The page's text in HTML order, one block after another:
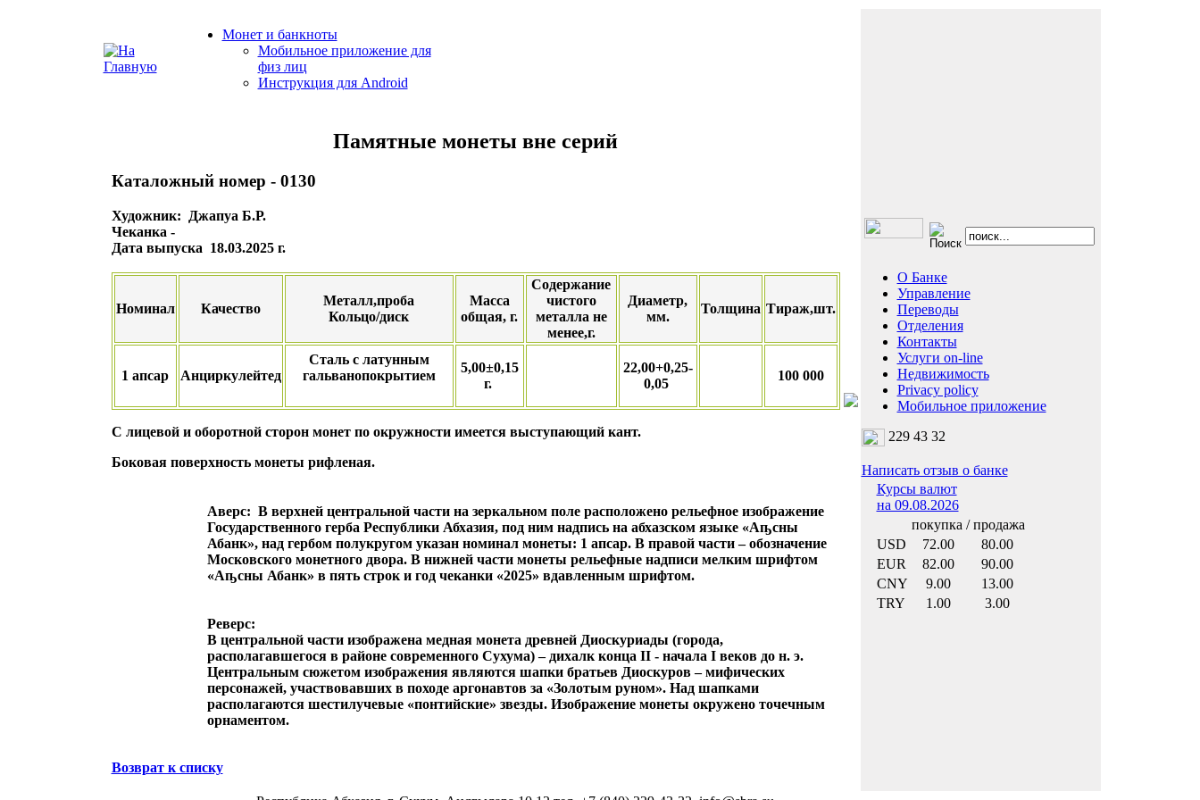
Монет и банкноты
Мобильное приложение для
физ лиц
Инструкция для Android
О Банке
Управление
Переводы
Отделения
Контакты
Услуги on-line
Недвижимость
Privacy policy
Мобильное приложение
229 43 32
Написать отзыв о банке
Курсы валют
на 09.08.2026
покупка / продажа
USD
72.00
80.00
EUR
82.00
90.00
CNY
9.00
13.00
TRY
1.00 3.00
Памятные монеты вне серий
Каталожный номер - 0130
Художник: Джапуа Б.Р.
Чеканка -
Дата выпуска 18.03.2025 г.
Номинал Качество
Металл,проба
Кольцо/диск
Масса
общая, г.
Содержание
чистого
металла не
менее,г.
Диаметр,
мм.
Толщина Тираж,шт.
1 апсар Анциркулейтед
Сталь с латунным
гальванопокрытием
5,00±0,15
г.
22,00+0,25-
0,05
100 000
С лицевой и оборотной сторон монет по окружности имеется выступающий кант.
Боковая поверхность монеты рифленая.
Аверс: В верхней центральной части на зеркальном поле расположено рельефное изображение
Государственного герба Республики Абхазия, под ним надпись на абхазском языке «Аҧсны
Абанк», над гербом полукругом указан номинал монеты: 1 апсар. В правой части – обозначение
Московского монетного двора. В нижней части монеты рельефные надписи мелким шрифтом
«Аҧсны Абанк» в пять строк и год чеканки «2025» вдавленным шрифтом.
Реверс:
В центральной части изображена медная монета древней Диоскуриады (города,
располагавшегося в районе современного Сухума) – дихалк конца II - начала I веков до н. э.
Центральным сюжетом изображения являются шапки братьев Диоскуров – мифических
персонажей, участвовавших в походе аргонавтов за «Золотым руном». Над шапками
располагаются шестилучевые «понтийские» звезды. Изображение монеты окружено точечным
орнаментом.
Возврат к списку